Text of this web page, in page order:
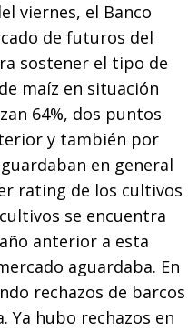
viernes, el Banco
de futuros del
sostener el tipo de
maíz en situación
64%, dos puntos
y también por
en general
rating de los cultivos
se encuentra
anterior a esta
aguardaba. En
rechazos de barcos
Ya hubo rechazos en